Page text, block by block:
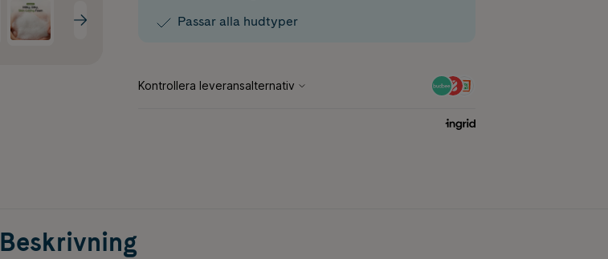
Passar alla hudtyper
Beskrivning